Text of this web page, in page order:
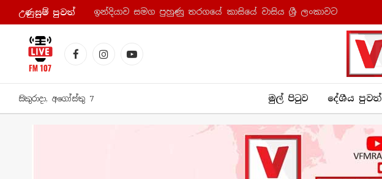
උණුසුම් පුව​ත් ඉන්දියාව සමග පුහුණු තරගයේ කාසියේ වාසිය ශ්‍රී ලංකාවට
FacebookInstagramYouTube
සිකුරාදා, අගෝස්තු 7 මුල් පිටුව දේශීය පුව​ත්